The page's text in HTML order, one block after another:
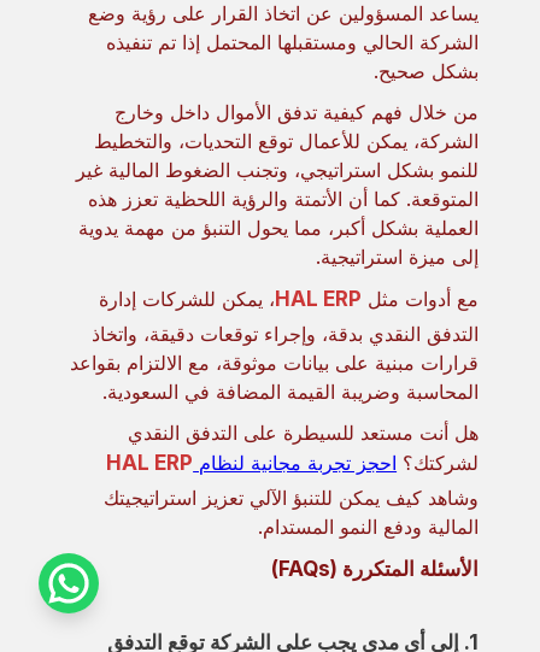
يساعد المسؤولين عن اتخاذ القرار على رؤية وضع
الشركة الحالي ومستقبلها المحتمل إذا تم تنفيذه
بشكل صحيح.
من خلال فهم كيفية تدفق الأموال داخل وخارج
الشركة، يمكن للأعمال توقع التحديات، والتخطيط
للنمو بشكل استراتيجي، وتجنب الضغوط المالية غير
المتوقعة. كما أن الأتمتة والرؤية اللحظية تعزز هذه
العملية بشكل أكبر، مما يحول التنبؤ من مهمة يدوية
إلى ميزة استراتيجية.
مع أدوات مثل HAL ERP ، يمكن للشركات إدارة
التدفق النقدي بدقة، وإجراء توقعات دقيقة، واتخاذ
قرارات مبنية على بيانات موثوقة، مع الالتزام بقواعد
المحاسبة وضريبة القيمة المضافة في السعودية.
هل أنت مستعد للسيطرة على التدفق النقدي
لشركتك؟ احجز تجربة مجانية لنظام HAL ERP
وشاهد كيف يمكن للتنبؤ الآلي تعزيز استراتيجيتك
المالية ودفع النمو المستدام.
الأسئلة المتكررة (FAQs)
1. إلى أي مدى يجب على الشركة توقع التدفق